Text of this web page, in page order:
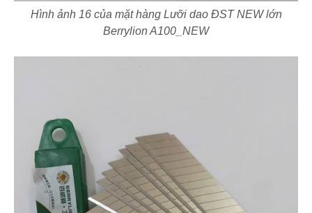
Hình ảnh 16 của mặt hàng Lưỡi dao ĐST NEW lớn
Berrylion A100_NEW